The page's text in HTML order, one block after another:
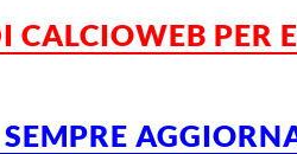
CALCIOWEB PER